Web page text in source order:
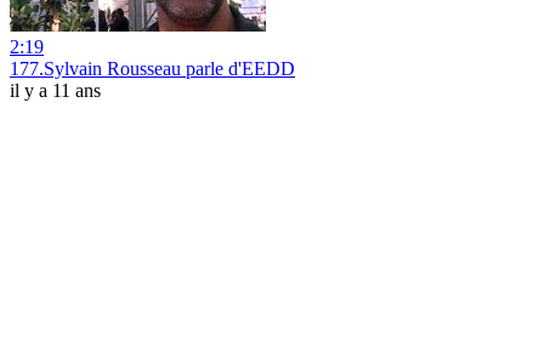
2:19
177.Sylvain Rousseau parle d'EEDD
il y a 11 ans